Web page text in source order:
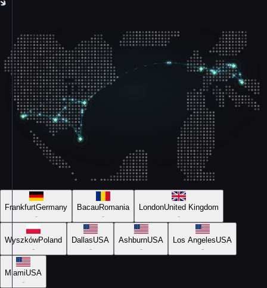
FrankfurtGermany
-
BacauRomania
-
LondonUnited Kingdom
-
WyszkówPoland
-
DallasUSA
-
AshburnUSA
-
Los AngelesUSA
-
MiamiUSA
-